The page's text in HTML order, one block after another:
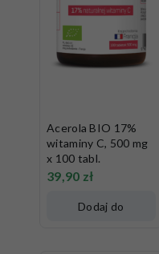
Acerola BIO 17%
witaminy C, 500 mg
x 100 tabl.
39,90 zł
Dodaj do